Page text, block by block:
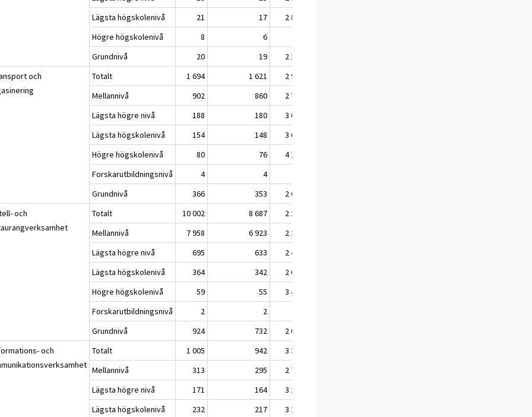
Lägsta högskolenivå
21 17 2 868
Högre högskolenivå
8 6
Grundnivå
20 19 2 114
och
Totalt 1 694 1 621 2 967
Mellannivå
902 860 2 745
Lägsta högre nivå
188 180 3 094
Lägsta högskolenivå
154 148 3 645
Högre högskolenivå
80 76 4 278
Forskarutbildningsnivå
4 4
Grundnivå
366 353 2 633
och
Totalt 10 002 8 687 2 237
Mellannivå
7 958 6 923 2 204
Lägsta högre nivå
695 633 2 441
Lägsta högskolenivå
364 342 2 607
Högre högskolenivå
59 55 3 442
Forskarutbildningsnivå
2 2
Grundnivå
924 732 2 055
och
Totalt 1 005 942 3 315
Mellannivå
313 295 2 790
Lägsta högre nivå
171 164 3 288
Lägsta högskolenivå
232 217 3 270